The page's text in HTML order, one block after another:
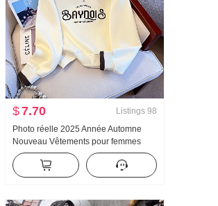
$7.70 Listings 98
Photo réelle 2025 Année Automne
Nouveau Vêtements pour femmes
Sweat-shirt Réduction de l'âge Moitié
Fermeture éclair Mode Col polo
Décontracté Polyvalent Amincissant